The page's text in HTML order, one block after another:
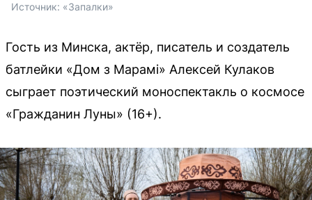
Источник: «Запалки»
Гость из Минска, актёр, писатель и создатель
батлейки «Дом з Марамi» Алексей Кулаков
сыграет поэтический моноспектакль о космосе
«Гражданин Луны» (16+).